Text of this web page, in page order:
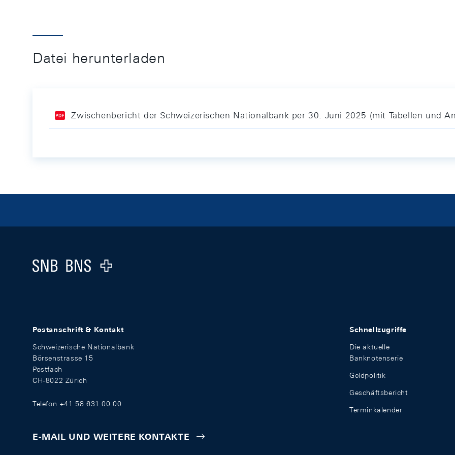
Datei herunterladen
Zwischenbericht der Schweizerischen Nationalbank per 30. Juni 2025 (mit Tabellen und
Logo
Postanschrift & Kontakt
Schweizerische Nationalbank
Börsenstrasse 15
Postfach
CH-8022 Zürich
Telefon +41 58 631 00 00
E-MAIL UND WEITERE KONTAKTE
Schnellzugriffe
Die aktuelle
Banknotenserie
Geldpolitik
Geschäftsbericht
Terminkalender